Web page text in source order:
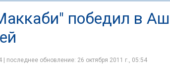
победил в
| последнее обновление: 26 октября 2011 г., 05:54